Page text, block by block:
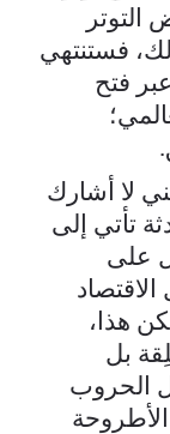
فستنتهي
فتح
لا أشارك
تأتي إلى
على
هذا،
بل
الحروب